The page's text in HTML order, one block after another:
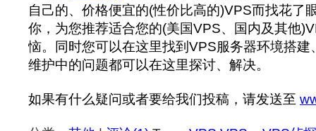
自己的、价格便宜的(性价比高的)VPS而找花了
你，为您推荐适合您的(美国VPS、国内及其他
恼。同时您可以在这里找到VPS服务器环境搭
维护中的问题都可以在这里探讨、解决。
如果有什么疑问或者要给我们投稿，请发送至